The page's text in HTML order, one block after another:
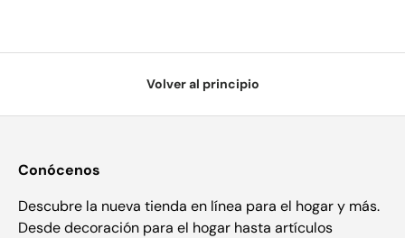
Volver al principio
Conócenos
Descubre la nueva tienda en línea para el hogar y más.
Desde decoración para el hogar hasta artículos